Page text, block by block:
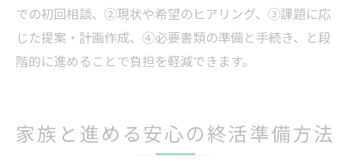
での初回相談、②現状や希望のヒアリング、③課題に応
じた提案・計画作成、④必要書類の準備と手続き、と段
階的に進めることで負担を軽減できます。
家族と進める安心の終活準備方法